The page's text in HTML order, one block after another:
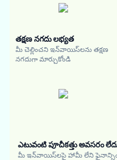
తక్షణ నగదు లభ్యత
మీ చెల్లించని ఇన్‌వాయిస్‌లను తక్షణ
నగదుగా మార్చుకోండి
ఎటువంటి పూచీకత్తు అవసరం
మీ ఇన్‌వాయిస్‌లపై హామీ లేని